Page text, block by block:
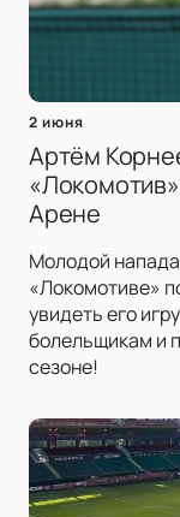
2 июня
Артём
Арене
Молодой
«Локомотиве»
увидеть его
болельщикам и
сезоне!